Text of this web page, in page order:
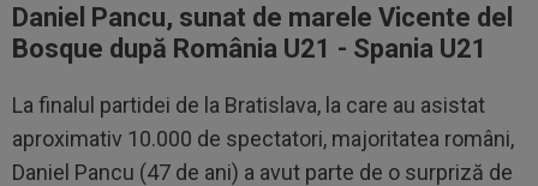
Daniel Pancu, sunat de marele Vicente del
Bosque după România U21 - Spania U21
La finalul partidei de la Bratislava, la care au asistat
aproximativ 10.000 de spectatori, majoritatea români,
Daniel Pancu (47 de ani) a avut parte de o surpriză de